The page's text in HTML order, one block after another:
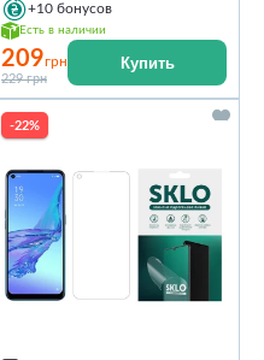
+10 бонусов
Есть в наличии
209грн
229 грн
Купить
-22%